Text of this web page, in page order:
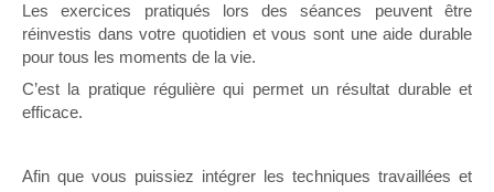
Les exercices pratiqués lors des séances peuvent être
réinvestis dans votre quotidien et vous sont une aide durable
pour tous les moments de la vie.
C’est la pratique régulière qui permet un résultat durable et
efficace.
Afin que vous puissiez intégrer les techniques travaillées et